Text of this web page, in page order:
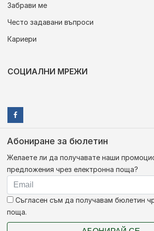
Забрави ме
Често задавани въпроси
Кариери
СОЦИАЛНИ МРЕЖИ
Абониране за бюлетин
Желаете ли да получавате наши
предложения чрез електронна поща?
Съгласен съм да получавам бюлетин
поща.